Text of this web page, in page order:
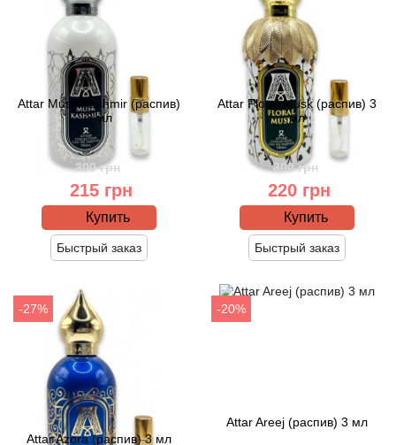
Attar Musk Kashmir (распив)
3 мл
300 грн
215 грн
Купить
Быстрый заказ
Attar Floral Musk (распив) 3
мл
300 грн
220 грн
Купить
Быстрый заказ
-27%
Attar Azora (распив) 3 мл
-20%
Attar Areej (распив) 3 мл
Antonio Visconti
Aquolina
Arabesque Perfumes
Arabiyat
Ariana Grande
Armand Basi
Arrogance
Arte Profumi